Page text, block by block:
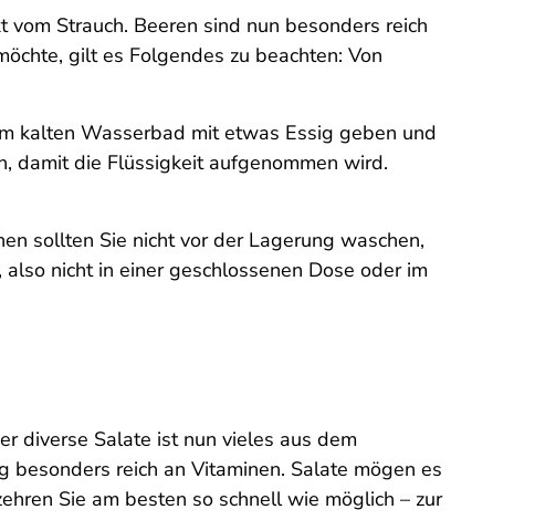
Strauch. Beeren sind nun besonders reich
gilt es Folgendes zu beachten: Von
kalten Wasserbad mit etwas Essig geben und
damit die Flüssigkeit aufgenommen wird.
sollten Sie nicht vor der Lagerung waschen,
nicht in einer geschlossenen Dose oder im
diverse Salate ist nun vieles aus dem
reich an Vitaminen. Salate mögen es
Sie am besten so schnell wie möglich – zur